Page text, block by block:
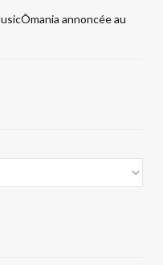
annoncée au